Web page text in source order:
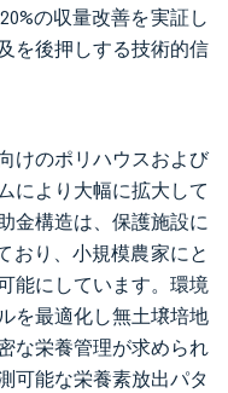
の収量改善を実証し
を後押しする技術的信
けのポリハウスおよび
により大幅に拡大して
金構造は、保護施設に
おり、小規模農家にと
能にしています。環境
を最適化し無土壌培地
な栄養管理が求められ
可能な栄養素放出パタ